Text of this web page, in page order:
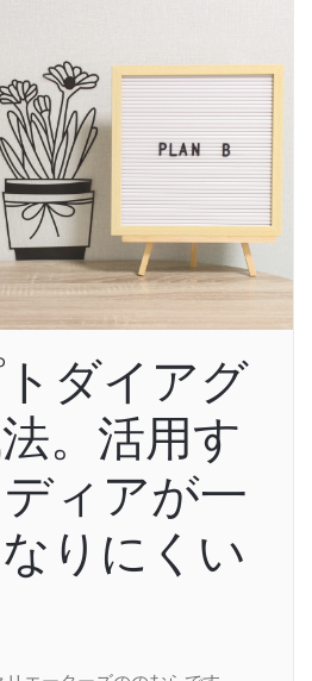
ダイアグ
。活用す
ィアが一
りにくい